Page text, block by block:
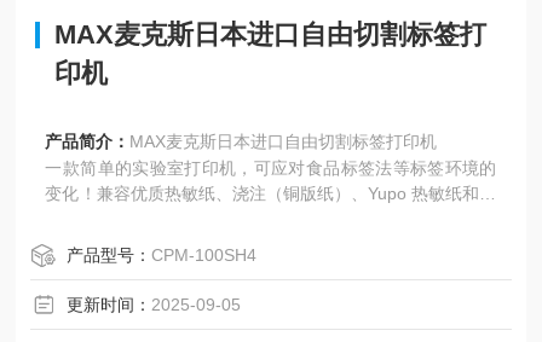
MAX麦克斯日本进口自由切割标签打
印机
产品简介： MAX麦克斯日本进口自由切割标签打印机
一款简单的实验室打印机，可应对食品标签法等标签环境的
变化！兼容优质热敏纸、浇注（铜版纸）、Yupo 热敏纸和高
产品型号：CPM-100SH4
更新时间： 2025-09-05